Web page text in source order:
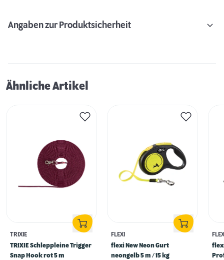
Angaben zur Produktsicherheit
Ähnliche Artikel
TRIXIE
TRIXIE Schleppleine Trigger
Snap Hook rot 5 m
FLEXI
flexi New Neon Gurt
neongelb 5 m / 15 kg